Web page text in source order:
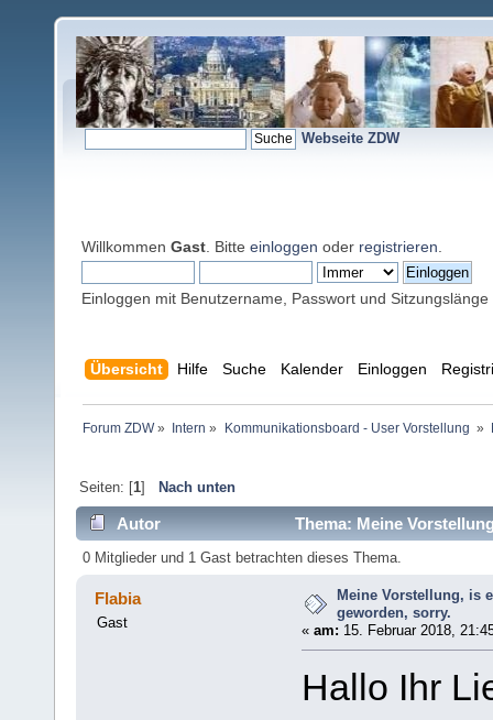
Webseite ZDW
Willkommen Gast . Bitte einloggen oder registrieren
Einloggen mit Benutzername, Passwort und Sitzungslänge
Übersicht Hilfe Suche Kalender Einloggen
Forum ZDW» Intern » Kommunikationsboard - User Vorstellung »
Seiten: [1] Nach unten
Autor Thema: Meine
0 Mitglieder und 1 Gast betrachten dieses Thema.
Flabia
Gast
Meine Vorstellung, is
geworden, sorry.
« am: 15. Februar 2018,
Hallo Ihr